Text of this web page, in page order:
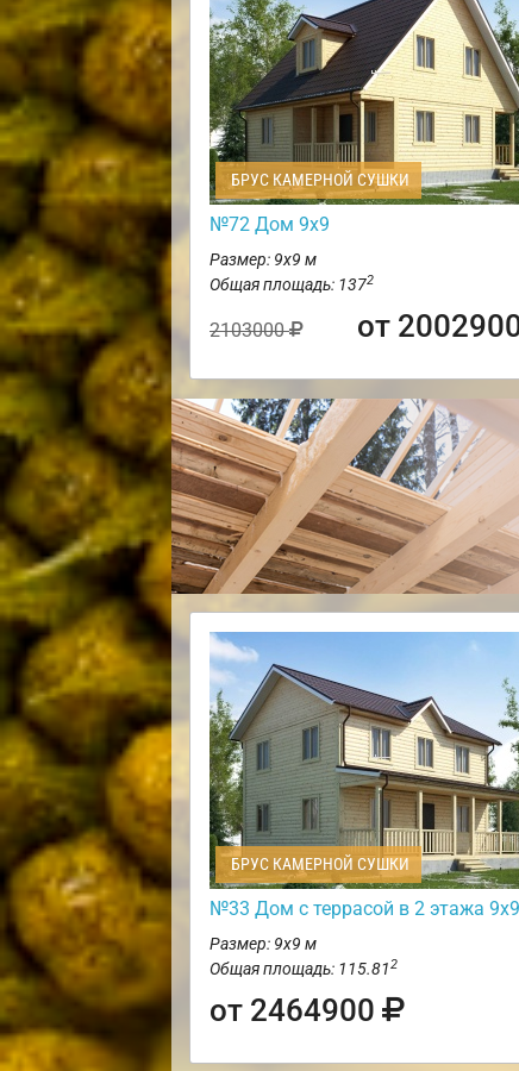
БРУС КАМЕРНОЙ СУШКИ
№72 Дом 9х9
Размер: 9х9 м
Общая площадь: 1372
2103000 от
БРУС КАМЕРНОЙ СУШКИ
№33 Дом с террасой в 2 этажа 9х9
Размер: 9х9 м
Общая площадь: 115.812
от 2464900